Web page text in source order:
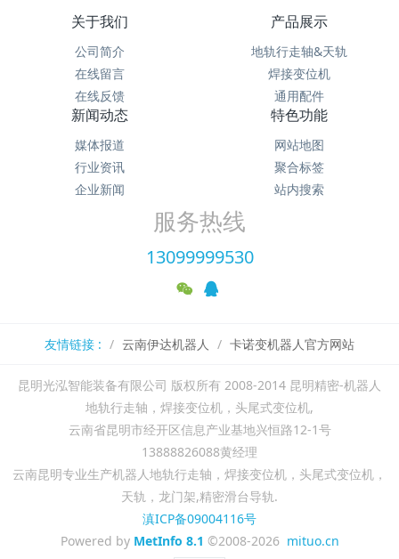
关于我们
公司简介
在线留言
在线反馈
产品展示
地轨行走轴&天轨
焊接变位机
通用配件
新闻动态
媒体报道
行业资讯
企业新闻
特色功能
网站地图
聚合标签
站内搜索
服务热线
13099999530
友情链接 : 云南伊达机器人 卡诺变机器人官方网站
昆明光泓智能装备有限公司 版权所有 2008-2014 昆明精密-机器人
地轨行走轴，焊接变位机，头尾式变位机,
云南省昆明市经开区信息产业基地兴恒路12-1号
13888826088黄经理
云南昆明专业生产机器人地轨行走轴，焊接变位机，头尾式变位机，
天轨，龙门架,精密滑台导轨.
滇ICP备09004116号
Powered by MetInfo 8.1 ©2008-2026 mituo.cn